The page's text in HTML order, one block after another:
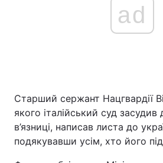
ad
Старший сержант Нацгвардії
якого італійський суд засудив
в’язниці, написав листа до
подякувавши усім, хто його